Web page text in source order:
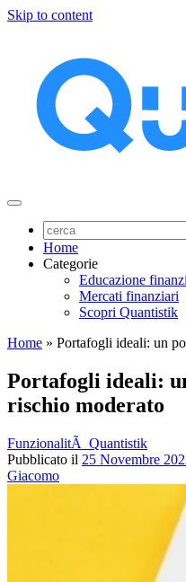
Skip to content
Home
Categorie
Educazione
Mercati finanziari
Scopri Quantistik
Home » Portafogli ideali: un
Portafogli ideali:
rischio moderato
FunzionalitÃ Quantistik
Pubblicato il 25 Novembre
Giacomo